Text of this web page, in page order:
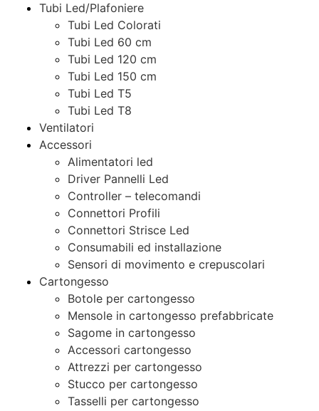
Tubi Led/Plafoniere
Tubi Led Colorati
Tubi Led 60 cm
Tubi Led 120 cm
Tubi Led 150 cm
Tubi Led T5
Tubi Led T8
Ventilatori
Accessori
Alimentatori led
Driver Pannelli Led
Controller – telecomandi
Connettori Profili
Connettori Strisce Led
Consumabili ed installazione
Sensori di movimento e crepuscolari
Cartongesso
Botole per cartongesso
Mensole in cartongesso prefabbricate
Sagome in cartongesso
Accessori cartongesso
Attrezzi per cartongesso
Stucco per cartongesso
Tasselli per cartongesso